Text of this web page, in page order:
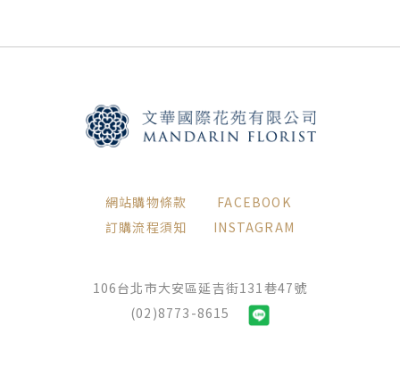
網站購物條款
訂購流程須知
FACEBOOK
INSTAGRAM
106台北市大安區延吉街131巷47號
(02)8773-8615